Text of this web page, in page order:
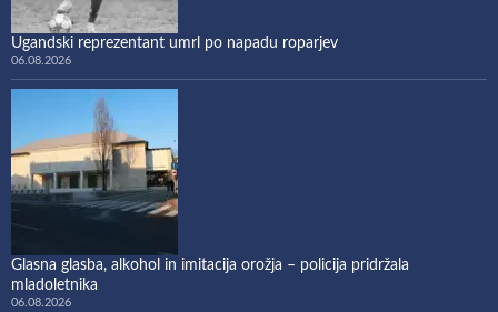
Ugandski reprezentant umrl po napadu roparjev
06.08.2026
Glasna glasba, alkohol in imitacija orožja – policija pridržala
mladoletnika
06.08.2026